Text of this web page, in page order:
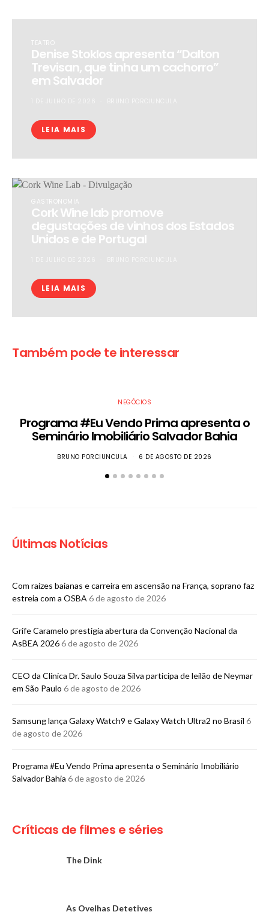
TEATRO
Denise Stoklos apresenta “Dalton
Trevisan, que tinha um cachorro”
em Salvador
LEIA MAIS
GASTRONOMIA
Cork Wine lab promove
degustações de vinhos dos Estados
Unidos e de Portugal
LEIA MAIS
Também pode te interessar
NEGÓCIOS
Programa #Eu Vendo Prima apresenta o
Seminário Imobiliário Salvador Bahia
BRUNO PORCIUNCULA 6 DE AGOSTO DE 2026
Últimas Notícias
Com raízes baianas e carreira em ascensão na França, soprano faz
estreia com a OSBA 6 de agosto de 2026
Grife Caramelo prestigia abertura da Convenção Nacional da
AsBEA 20266 de agosto de 2026
CEO da Clínica Dr. Saulo Souza Silva participa de leilão de Neymar
em São Paulo 6 de agosto de 2026
Samsung lança Galaxy Watch9 e Galaxy Watch Ultra2 no Brasil 6
de agosto de 2026
Programa #Eu Vendo Prima apresenta o Seminário Imobiliário
Salvador Bahia 6 de agosto de 2026
Críticas de filmes e séries
The Dink
As Ovelhas Detetives